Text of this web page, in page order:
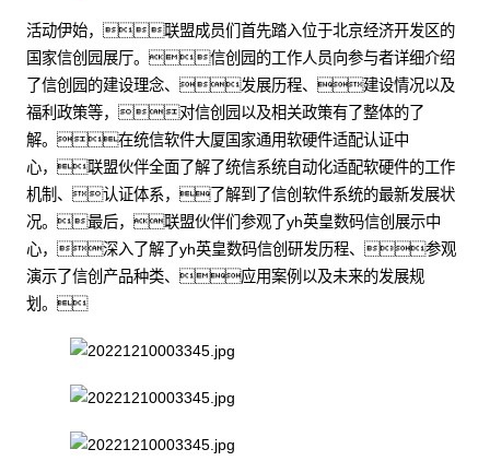
活动伊始，联盟成员们首先踏入位于北京经济开发区的
国家信创园展厅。信创园的工作人员向参与者详细介绍
了信创园的建设理念、发展历程、建设情况以及
福利政策等，对信创园以及相关政策有了整体的了
解。在统信软件大厦国家通用软硬件适配认证中
心，联盟伙伴全面了解了统信系统自动化适配软硬件的工作
机制、认证体系，了解到了信创软件系统的最新发展状
况。最后，联盟伙伴们参观了yh英皇数码信创展示中
心，深入了解了yh英皇数码信创研发历程、参观
演示了信创产品种类、应用案例以及未来的发展规
划。